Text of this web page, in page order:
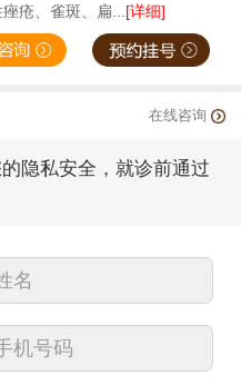
疮、雀斑、扁...[详细]
在线咨询
隐私安全，就诊前通过